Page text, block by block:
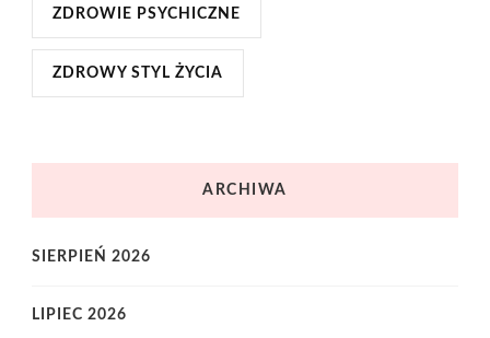
ZDROWIE PSYCHICZNE
ZDROWY STYL ŻYCIA
ARCHIWA
SIERPIEŃ 2026
LIPIEC 2026